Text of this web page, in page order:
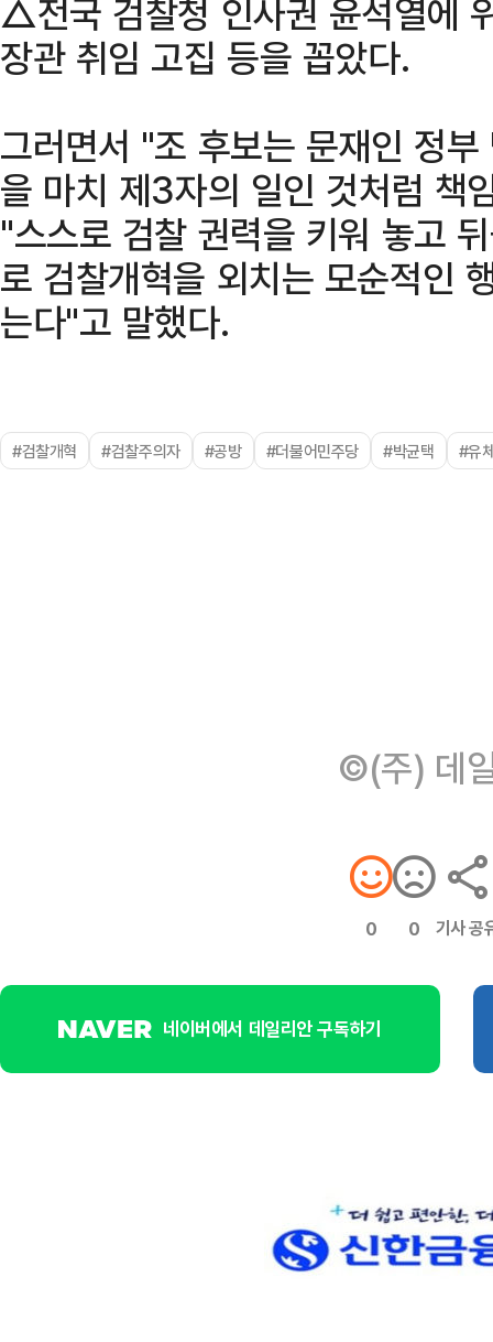
△전국 검찰청 인사권 윤석열에
장관 취임 고집 등을 꼽았다.
그러면서 "조 후보는 문재인 정
을 마치 제3자의 일인 것처럼 책
"스스로 검찰 권력을 키워 놓고
로 검찰개혁을 외치는 모순적인
는다"고 말했다.
#검찰개혁 #검찰주의자 #공방 #더불어민주당 #박균택 #유
©(주) 데
0 0 기사 공
네이버에서 데일리안 구독하기